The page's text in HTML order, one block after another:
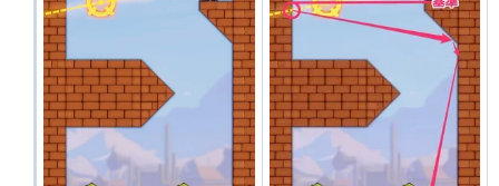
85 86 88 89 90
92 93 95 96 97 98 100
101 102 103 105 106 107 108 110
111 112 113 114 115 116 117 118 120